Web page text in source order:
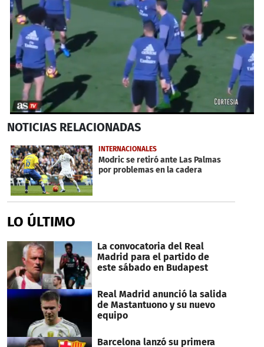
seconds
32
seconds
NOTICIAS RELACIONADAS
INTERNACIONALES
Modric se retiró ante Las Palmas
por problemas en la cadera
LO ÚLTIMO
La convocatoria del Real
Madrid para el partido de
este sábado en Budapest
Real Madrid anunció la salida
de Mastantuono y su nuevo
equipo
Barcelona lanzó su primera